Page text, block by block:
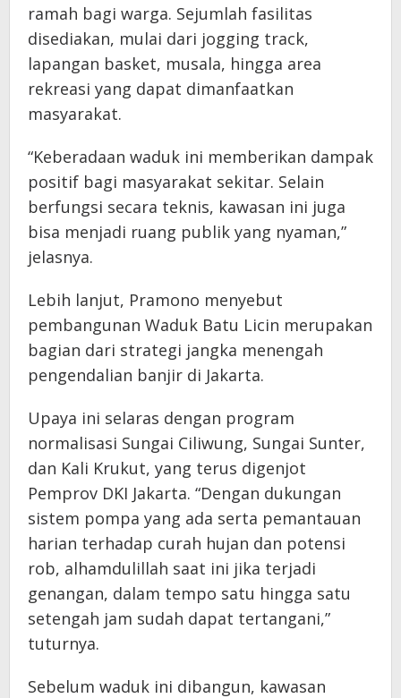
ramah bagi warga. Sejumlah fasilitas
disediakan, mulai dari jogging track,
lapangan basket, musala, hingga area
rekreasi yang dapat dimanfaatkan
masyarakat.
“Keberadaan waduk ini memberikan dampak
positif bagi masyarakat sekitar. Selain
berfungsi secara teknis, kawasan ini juga
bisa menjadi ruang publik yang nyaman,”
jelasnya.
Lebih lanjut, Pramono menyebut
pembangunan Waduk Batu Licin merupakan
bagian dari strategi jangka menengah
pengendalian banjir di Jakarta.
Upaya ini selaras dengan program
normalisasi Sungai Ciliwung, Sungai Sunter,
dan Kali Krukut, yang terus digenjot
Pemprov DKI Jakarta. “Dengan dukungan
sistem pompa yang ada serta pemantauan
harian terhadap curah hujan dan potensi
rob, alhamdulillah saat ini jika terjadi
genangan, dalam tempo satu hingga satu
setengah jam sudah dapat tertangani,”
tuturnya.
Sebelum waduk ini dibangun, kawasan